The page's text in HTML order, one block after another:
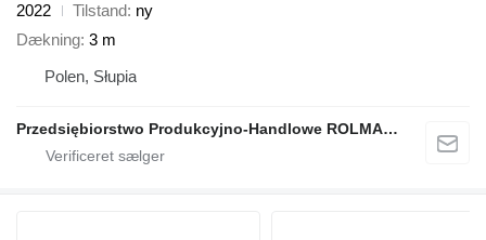
2022
Tilstand ny
Dækning 3 m
Polen, Słupia
Przedsiębiorstwo Produkcyjno-Handlowe ROLMAPOL Marcin Dziekan